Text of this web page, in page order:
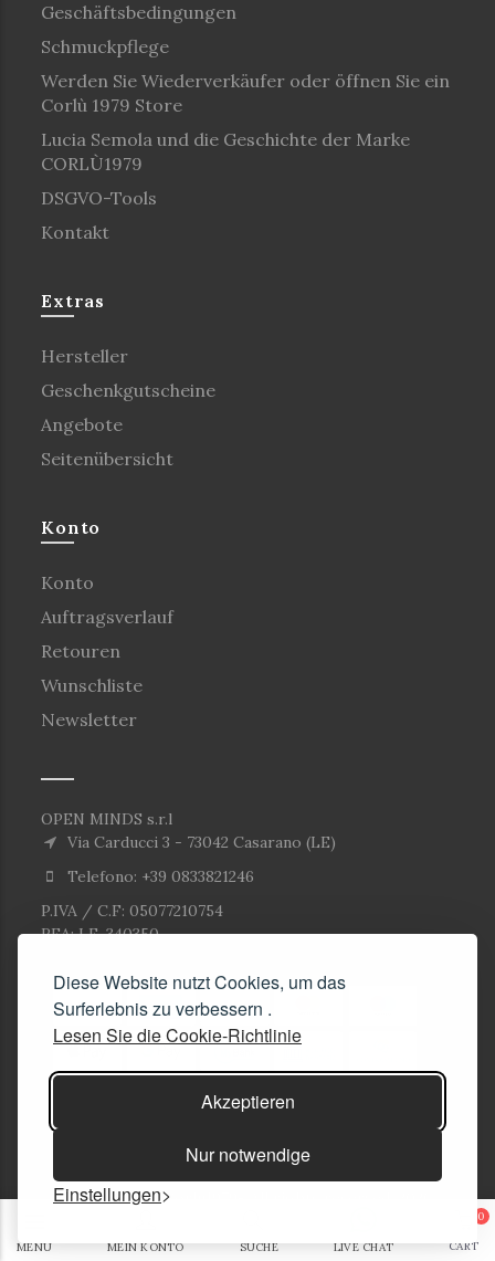
Diese Website nutzt Cookies, um das
Surferlebnis zu verbessern .
Lesen Sie die Cookie-Richtlinie
Akzeptieren
Nur notwendige
Einstellungen
MENU MEIN KONTO SUCHE LIVE CHAT
0
CART
Geschäftsbedingungen
Schmuckpflege
Werden Sie Wiederverkäufer oder öffnen Sie ein
Corlù 1979 Store
Lucia Semola und die Geschichte der Marke
CORLÙ1979
DSGVO-Tools
Kontakt
Extras
Hersteller
Geschenkgutscheine
Angebote
Seitenübersicht
Konto
Konto
Auftragsverlauf
Retouren
Wunschliste
Newsletter
OPEN MINDS s.r.l
Via Carducci 3 - 73042 Casarano (LE)
Telefono: +39 0833821246
P.IVA / C.F: 05077210754
REA: LE-340350
© Copyright Corlù1979- All rights reserved. 2026